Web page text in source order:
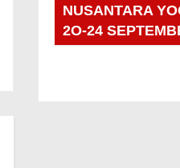
NUSANTARA
2O-24